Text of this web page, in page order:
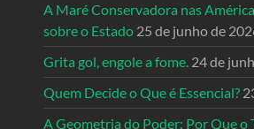
A Maré Conservadora nas
sobre o Estado 25 de junho de
Grita gol, engole a fome. 24 de
Quem Decide o Que é Essencial?
A Geometria do Poder: Por Que o